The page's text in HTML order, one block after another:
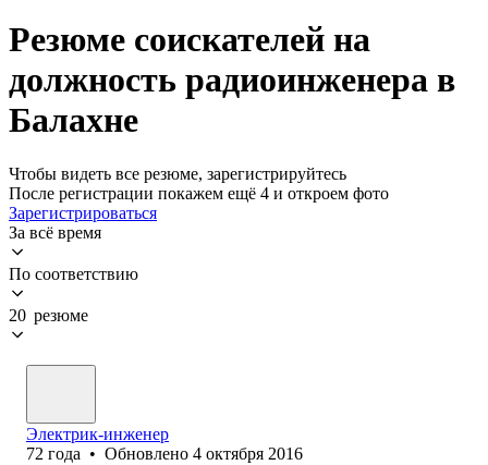
Резюме соискателей на
должность радиоинженера в
Балахне
Чтобы видеть все резюме, зарегистрируйтесь
После регистрации покажем ещё 4 и откроем фото
Зарегистрироваться
За всё время
По соответствию
20 резюме
Электрик-инженер
72 года • Обновлено 4 октября 2016